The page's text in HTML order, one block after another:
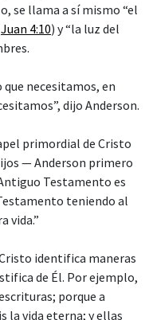
se llama a sí mismo “el
Juan 4:10) y “la luz del
necesitamos, en
dijo Anderson.
primordial de Cristo
— Anderson primero
Testamento es
teniendo al
vida.”
identifica maneras
de Él. Por ejemplo,
porque a
la vida eterna; y ellas